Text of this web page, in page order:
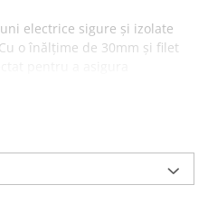
electrice sigure și izolate
o înălțime de 30mm și filet
de izolație. Indiferent
sau proiecte DIY,
poate suporta curenti de
fiabilă. Eficiența sa
și materialele durabile
extrem de util.